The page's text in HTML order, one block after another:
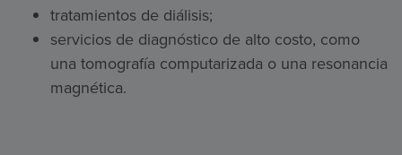
tratamientos de diálisis;
servicios de diagnóstico de alto costo, como
una tomografía computarizada o una resonancia
magnética.